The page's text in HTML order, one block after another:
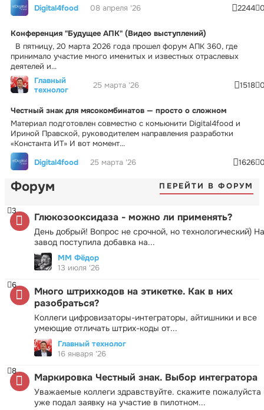
Digital4food 08 апреля '26 2244
Конференция "Будущее АПК" (Видео выступлений)
В пятницу, 20 марта 2026 года прошел форум АПК 360, где
принимало участие много именитых и известных отраслевых
деятелей и...
Главный
технолог
25 марта '26 1518
Честный знак для мясокомбинатов — просто о сложном
Материал подготовлен совместно с комьюнити Digital4food и
Ириной Правской, руководителем направления разработки
«Константа ИТ» И вот момент...
Digital4food
25 марта '26 1626
Форум ПЕРЕЙТИ В ФОРУМ
Глюкозооксидаза - можно ли применять?
День добрый! Вопрос не срочной, но технологический) На
завод поступила добавка на...
3
ММ Фёдор
13 июля '26
Много штрихкодов на этикетке. Как в них
разобраться?
Коллеги цифровизаторы-интеграторы, айтишники и все
умеющие отличать штрих-коды от...
6
Главный технолог
16 января '26
Маркировка Честный знак. Выбор интегратора
Уважаемые коллеги здравствуйте. скажите пожалуйста
уже подал заявку на участие в пилотном...
8